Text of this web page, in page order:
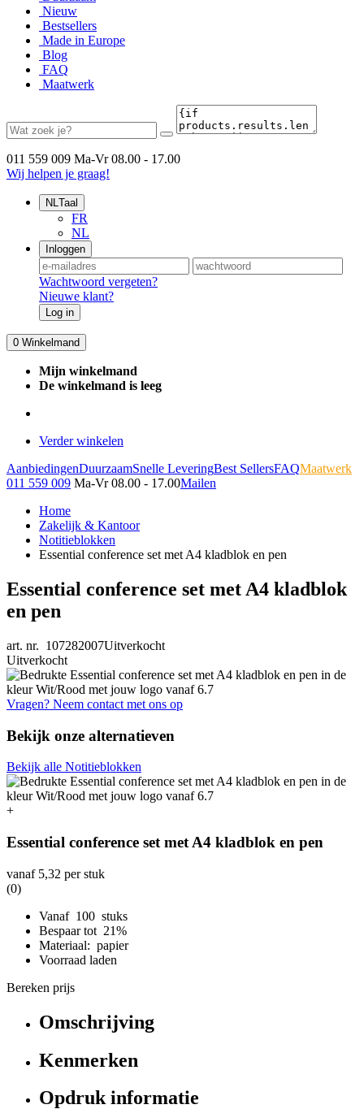
Nieuw
Bestsellers
Made in Europe
Blog
FAQ
Maatwerk
011 559 009 Ma-Vr 08.00 - 17.00
Wij helpen je graag!
NLTaal
FR
NL
Inloggen
Wachtwoord vergeten?
Nieuwe klant?
Log in
0 Winkelmand
Mijn winkelmand
De winkelmand is leeg
Verder winkelen
AanbiedingenDuurzaamSnelle LeveringBest SellersFAQMaatwerk
011 559 009 Ma-Vr 08.00 - 17.00Mailen
Home
Zakelijk & Kantoor
Notitieblokken
Essential conference set met A4 kladblok en pen
Essential conference set met A4 kladblok
en pen
art. nr. 107282007Uitverkocht
Uitverkocht
Vragen? Neem contact met ons op
Bekijk onze alternatieven
Bekijk alle Notitieblokken
+
Essential conference set met A4 kladblok en pen
vanaf 5,32 per stuk
(0)
Vanaf 100 stuks
Bespaar tot 21%
Materiaal: papier
Voorraad laden
Bereken prijs
Omschrijving
Kenmerken
Opdruk informatie